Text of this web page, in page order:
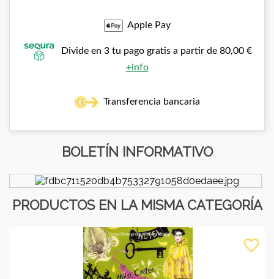
Apple Pay
Divide en 3 tu pago gratis a partir de 80,00 €
+info
Transferencia bancaria
BOLETÍN INFORMATIVO
PRODUCTOS EN LA MISMA CATEGORÍA
favorite_border